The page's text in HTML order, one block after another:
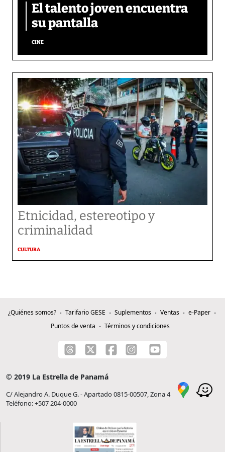
El talento joven encuentra
su pantalla​
CINE
Etnicidad, estereotipo y
criminalidad
CULTURA
¿Quiénes somos? Tarifario GESE Suplementos Ventas
e-Paper
Puntos de venta
Términos y condiciones
© 2019 La Estrella de Panamá
C/ Alejandro A. Duque G. - Apartado 0815-00507, Zona 4
Teléfono: +507 204-0000